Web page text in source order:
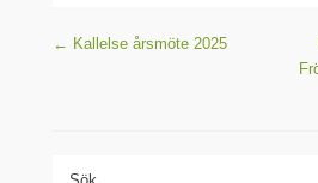
Post navigation
← Kallelse årsmöte 2025